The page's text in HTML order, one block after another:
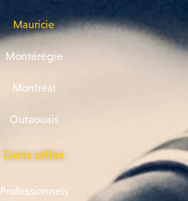
Mauricie
Montérégie
Montréal
Outaouais
Liens utiles
Professionnels